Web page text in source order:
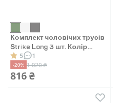
Комплект чоловічих трусів
Strike Long 3 шт. Колір
білий, олива, сірий. Розмір
L
5 1
-20% 1 020 ₴
816 ₴